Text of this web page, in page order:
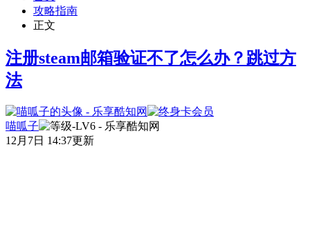
攻略指南
正文
注册steam邮箱验证不了怎么办？跳过方
法
喵呱子
12月7日 14:37更新